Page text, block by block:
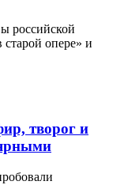
российской
опере» и
творог и